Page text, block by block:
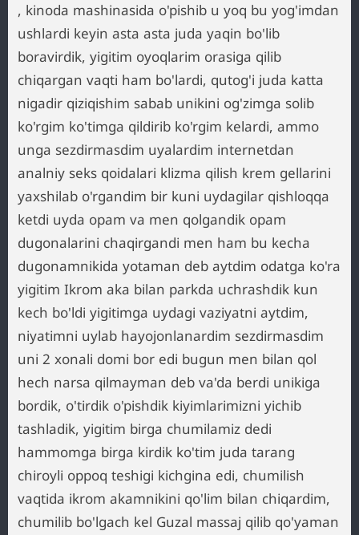
, kinoda mashinasida o'pishib u yoq bu yog'imdan
ushlardi keyin asta asta juda yaqin bo'lib
boravirdik, yigitim oyoqlarim orasiga qilib
chiqargan vaqti ham bo'lardi, qutog'i juda katta
nigadir qiziqishim sabab unikini og'zimga solib
ko'rgim ko'timga qildirib ko'rgim kelardi, ammo
unga sezdirmasdim uyalardim internetdan
analniy seks qoidalari klizma qilish krem gellarini
yaxshilab o'rgandim bir kuni uydagilar qishloqqa
ketdi uyda opam va men qolgandik opam
dugonalarini chaqirgandi men ham bu kecha
dugonamnikida yotaman deb aytdim odatga ko'ra
yigitim Ikrom aka bilan parkda uchrashdik kun
kech bo'ldi yigitimga uydagi vaziyatni aytdim,
niyatimni uylab hayojonlanardim sezdirmasdim
uni 2 xonali domi bor edi bugun men bilan qol
hech narsa qilmayman deb va'da berdi unikiga
bordik, o'tirdik o'pishdik kiyimlarimizni yichib
tashladik, yigitim birga chumilamiz dedi
hammomga birga kirdik ko'tim juda tarang
chiroyli oppoq teshigi kichgina edi, chumilish
vaqtida ikrom akamnikini qo'lim bilan chiqardim,
chumilib bo'lgach kel Guzal massaj qilib qo'yaman